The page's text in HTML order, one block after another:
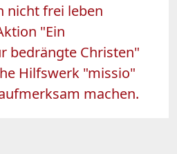
nicht frei leben
"Ein
bedrängte Christen"
Hilfswerk "missio"
machen.